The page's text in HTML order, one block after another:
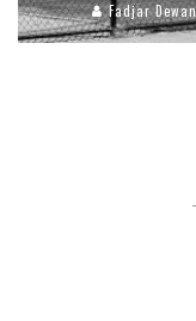
Fadjar